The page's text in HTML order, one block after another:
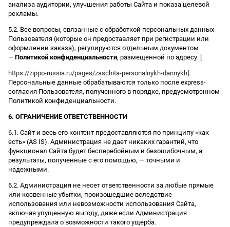
анализа аудитории, улучшения работы Сайта и показа целевой
рекламы.
5.2. Все вопросы, связанные с обработкой персональных данных
Пользователя (которые он предоставляет при регистрации или
оформлении заказа), регулируются отдельным документом
— Политикой конфиденциальности, размещенной по адресу: [
https://zippo-russia.ru/pages/zaschita-personalnykh-dannykh ].
Персональные данные обрабатываются только после express-
согласия Пользователя, полученного в порядке, предусмотренном
Политикой конфиденциальности.
6. ОГРАНИЧЕНИЕ ОТВЕТСТВЕННОСТИ
6.1. Сайт и весь его контент предоставляются по принципу «как
есть» (AS IS). Администрация не дает никаких гарантий, что
функционал Сайта будет бесперебойным и безошибочным, а
результаты, полученные с его помощью, — точными и
надежными.
6.2. Администрация не несет ответственности за любые прямые
или косвенные убытки, произошедшие вследствие
использования или невозможности использования Сайта,
включая упущенную выгоду, даже если Администрация
предупреждала о возможности такого ущерба.